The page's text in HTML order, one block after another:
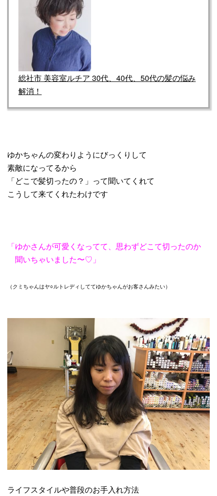
総社市 美容室ルチア 30代、40代、50代の髪の悩み
解消！
ゆかちゃんの変わりようにびっくりして
素敵になってるから
「どこで髪切ったの？」って聞いてくれて
こうして来てくれたわけです
「ゆかさんが可愛くなってて、思わずどこて切ったのか
聞いちゃいました〜♡」
（クミちゃんはヤ○ルトレディしててゆかちゃんがお客さんみたい）
ライフスタイルや普段のお手入れ方法